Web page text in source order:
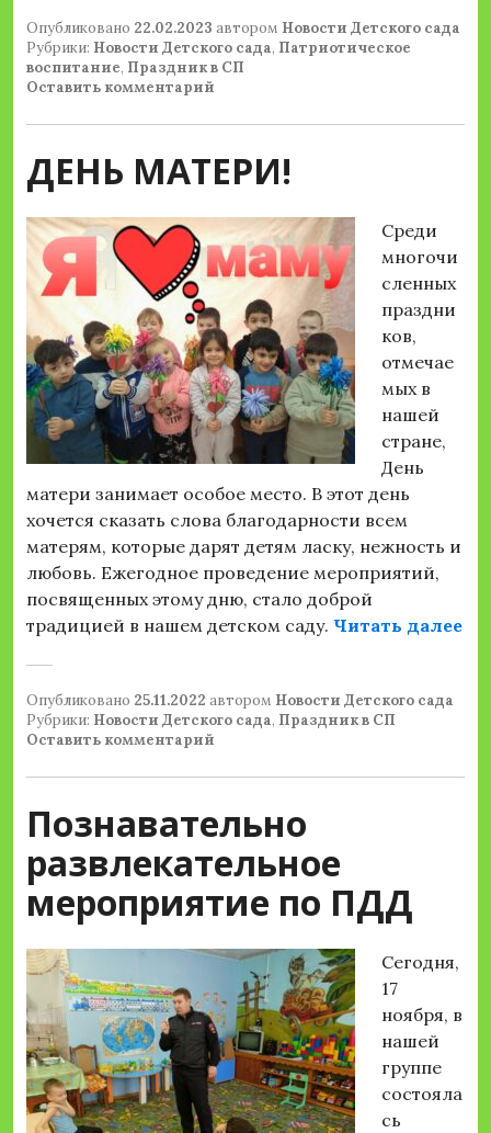
Опубликовано 22.02.2023 автором Новости Детского сада
Рубрики: Новости Детского сада, Патриотическое
воспитание, Праздник в СП
Оставить комментарий
ДЕНЬ МАТЕРИ!
Среди
многочи
сленных
праздни
ков,
отмечае
мых в
нашей
стране,
День
матери занимает особое место. В этот день
хочется сказать слова благодарности всем
матерям, которые дарят детям ласку, нежность и
любовь. Ежегодное проведение мероприятий,
посвященных этому дню, стало доброй
традицией в нашем детском саду. Читать далее
Опубликовано 25.11.2022 автором Новости Детского сада
Рубрики: Новости Детского сада, Праздник в СП
Оставить комментарий
Познавательно
развлекательное
мероприятие по ПДД
Сегодня,
17
ноября, в
нашей
группе
состояла
сь